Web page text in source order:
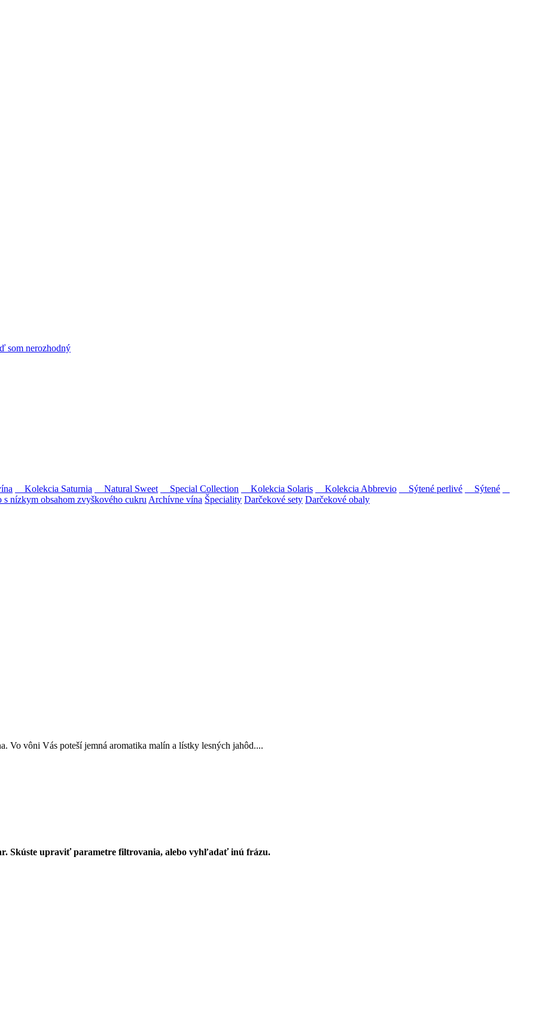
som nerozhodný
Kolekcia Saturnia Natural Sweet Special Collection Kolekcia Solaris Kolekcia Abbrevio Sýtené perlivé
Sýtené
obsahom zvyškového cukru Archívne vína Špeciality Darčekové sety Darčekové obaly
Vo vôni Vás poteší jemná aromatika malín a lístky lesných jahôd....
Skúste upraviť parametre filtrovania, alebo vyhľadať inú frázu.